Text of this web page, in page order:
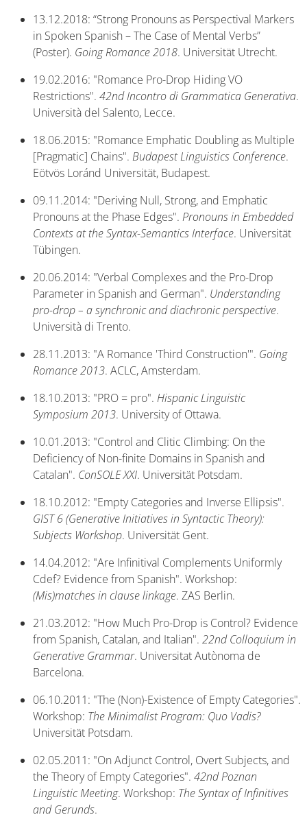
13.12.2018: “Strong Pronouns as Perspectival Markers
in Spoken Spanish – The Case of Mental Verbs”
(Poster). Going Romance 2018. Universität Utrecht.
19.02.2016: "Romance Pro-Drop Hiding VO
Restrictions". 42nd Incontro di Grammatica Generativa.
Università del Salento, Lecce.
18.06.2015: "Romance Emphatic Doubling as Multiple
[Pragmatic] Chains". Budapest Linguistics Conference.
Eötvös Loránd Universität, Budapest.
09.11.2014: "Deriving Null, Strong, and Emphatic
Pronouns at the Phase Edges". Pronouns in Embedded
Contexts at the Syntax-Semantics Interface. Universität
Tübingen.
20.06.2014: "Verbal Complexes and the Pro-Drop
Parameter in Spanish and German". Understanding
pro-drop – a synchronic and diachronic perspective.
Università di Trento.
28.11.2013: "A Romance 'Third Construction'". Going
Romance 2013. ACLC, Amsterdam.
18.10.2013: "PRO = pro". Hispanic Linguistic
Symposium 2013. University of Ottawa.
10.01.2013: "Control and Clitic Climbing: On the
Deficiency of Non-finite Domains in Spanish and
Catalan". ConSOLE XXI. Universität Potsdam.
18.10.2012: "Empty Categories and Inverse Ellipsis".
GIST 6 (Generative Initiatives in Syntactic Theory):
Subjects Workshop. Universität Gent.
14.04.2012: "Are Infinitival Complements Uniformly
Cdef? Evidence from Spanish". Workshop:
(Mis)matches in clause linkage. ZAS Berlin.
21.03.2012: "How Much Pro-Drop is Control? Evidence
from Spanish, Catalan, and Italian". 22nd Colloquium in
Generative Grammar. Universitat Autònoma de
Barcelona.
06.10.2011: "The (Non)-Existence of Empty Categories".
Workshop: The Minimalist Program: Quo Vadis?
Universität Potsdam.
02.05.2011: "On Adjunct Control, Overt Subjects, and
the Theory of Empty Categories". 42nd Poznan
Linguistic Meeting. Workshop: The Syntax of Infinitives
and Gerunds.